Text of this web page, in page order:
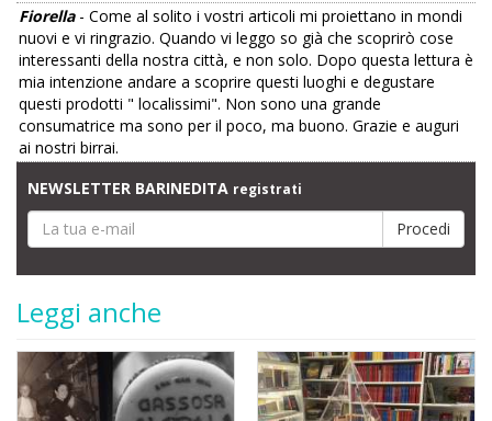
Fiorella- Come al solito i vostri articoli mi proiettano in mondi
nuovi e vi ringrazio. Quando vi leggo so già che scoprirò cose
interessanti della nostra città, e non solo. Dopo questa lettura è
mia intenzione andare a scoprire questi luoghi e degustare
questi prodotti " localissimi". Non sono una grande
consumatrice ma sono per il poco, ma buono. Grazie e auguri
ai nostri birrai.
NEWSLETTER BARINEDITA registrati
Leggi anche